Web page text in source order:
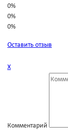
0%
0%
0%
Оставить отзыв
Х
Комментарий